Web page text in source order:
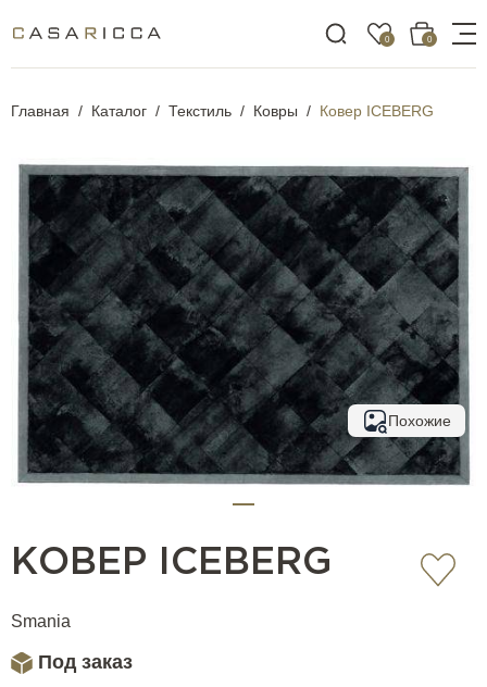
0 0
Главная Каталог Текстиль Ковры Ковер ICEBERG
Похожие
КОВЕР ICEBERG
Smania
Под заказ